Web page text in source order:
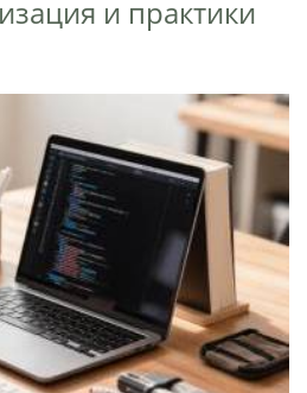
и практики